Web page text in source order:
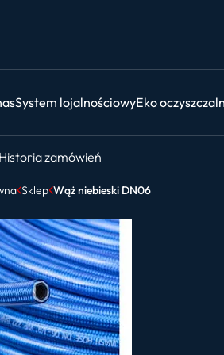
System lojalnościowyEko
Historia zamówień
Sklep Wąż niebieski DN06